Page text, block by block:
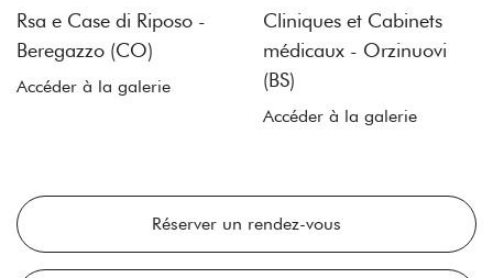
Rsa e Case di Riposo -
Beregazzo (CO)
Accéder à la galerie
Cliniques et Cabinets
médicaux - Orzinuovi
(BS)
Accéder à la galerie
Réserver un rendez-vous